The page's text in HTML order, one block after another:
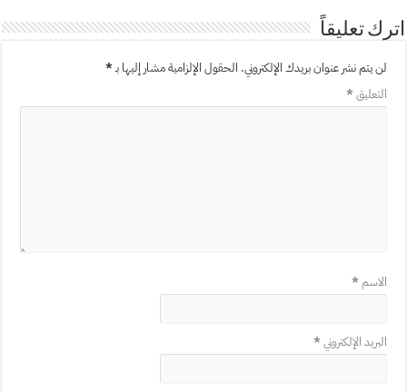
اترك تعليقاً
لن يتم نشر عنوان بريدك الإلكتروني. الحقول الإلزامية مشار إليها بـ*
التعليق*
الاسم*
البريد الإلكتروني*